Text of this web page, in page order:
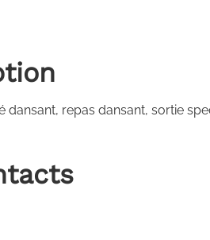
dansant, repas dansant, sortie